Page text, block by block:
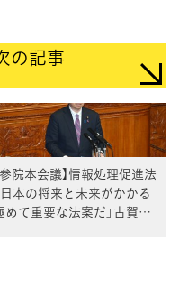
の記事
参院本会議】情報処理促進法
日本の将来と未来がかかる
めて重要な法案だ」古賀之